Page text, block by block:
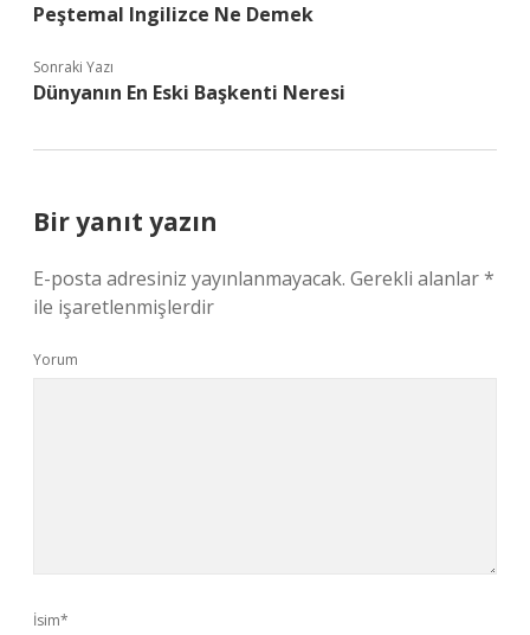
Peştemal Ingilizce Ne Demek
Sonraki Yazı
Dünyanın En Eski Başkenti Neresi
Bir yanıt yazın
E-posta adresiniz yayınlanmayacak. Gerekli alanlar*
ile işaretlenmişlerdir
Yorum
İsim*